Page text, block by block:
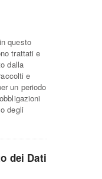
questo
trattati e
dalla
e
un periodo
degli
dei Dati